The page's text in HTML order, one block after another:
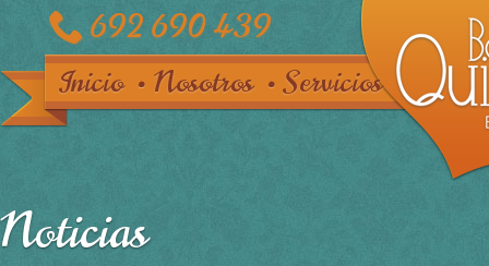
692 690 439
Inicio Nosotros Servicios
Noticias